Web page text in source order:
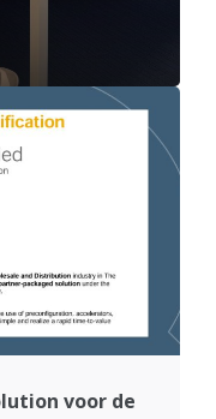
voor de